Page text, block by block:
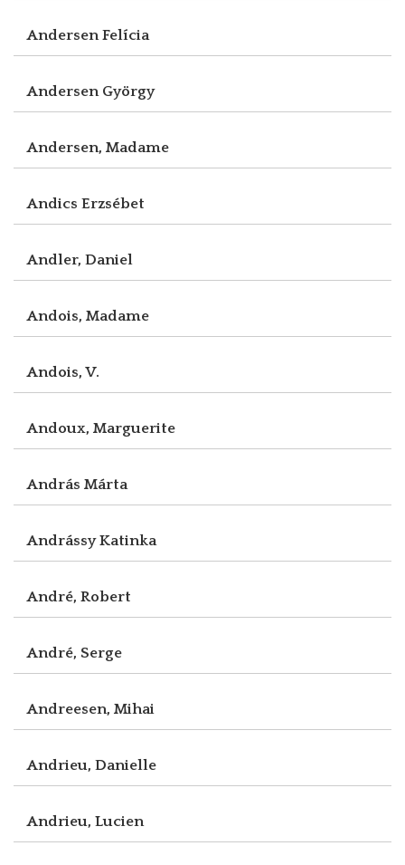
Andersen Felícia
Andersen György
Andersen, Madame
Andics Erzsébet
Andler, Daniel
Andois, Madame
Andois, V.
Andoux, Marguerite
András Márta
Andrássy Katinka
André, Robert
André, Serge
Andreesen, Mihai
Andrieu, Danielle
Andrieu, Lucien